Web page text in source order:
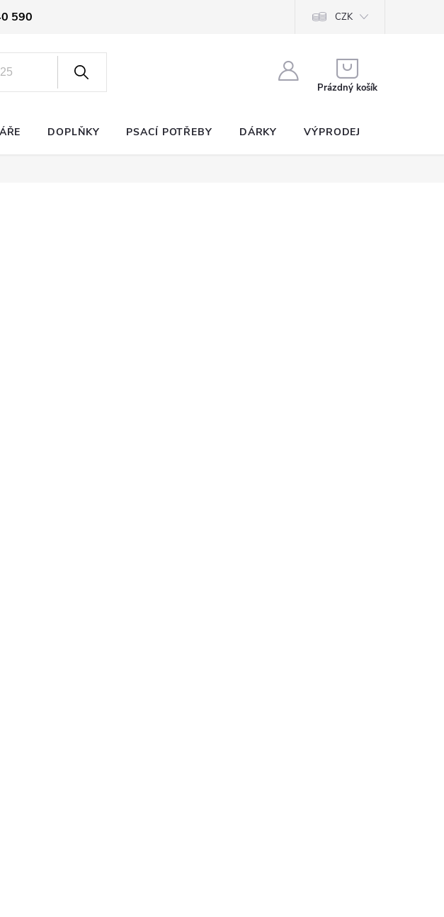
590 CZK
KOŠÍK
Prázdný košík
DOPLŇKY PSACÍ POTŘEBY DÁRKY VÝPRODEJ